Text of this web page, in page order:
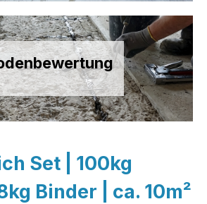
Set | 100kg
Binder | ca. 10m²